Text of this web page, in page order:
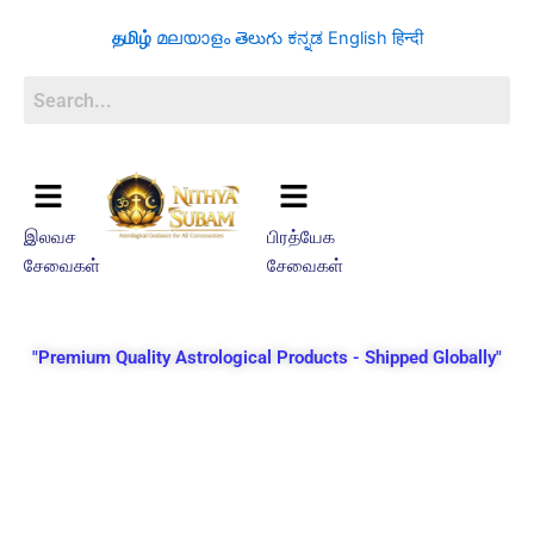
தமிழ் മലയാളം తెలుగు ಕನ್ನಡ English हिन्दी
இலவச
சேவைகள்
பிரத்யேக
சேவைகள்
"Premium Quality Astrological Products - Shipped Globally"